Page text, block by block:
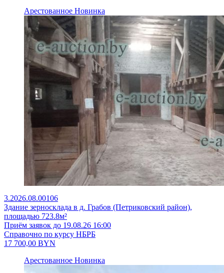
Арестованное Новинка
3.2026.08.00106
Здание зерносклада в д. Грабов (Петриковский район),
площадью 723.8м²
Приём заявок до 19.08.26 16:00
Справочно по курсу НБРБ
17 700,00 BYN
Арестованное Новинка